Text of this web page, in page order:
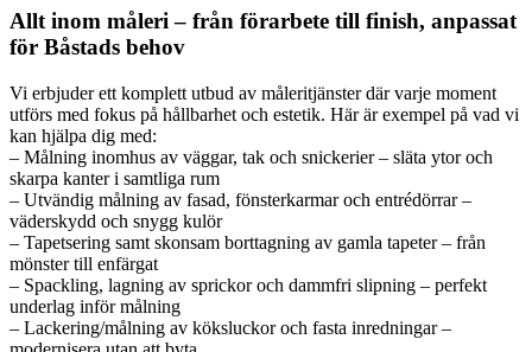
Allt inom måleri – från förarbete till finish, anpassat
för Båstads behov
Vi erbjuder ett komplett utbud av måleritjänster där varje moment
utförs med fokus på hållbarhet och estetik. Här är exempel på vad vi
kan hjälpa dig med:
– Målning inomhus av väggar, tak och snickerier – släta ytor och
skarpa kanter i samtliga rum
– Utvändig målning av fasad, fönsterkarmar och entrédörrar –
väderskydd och snygg kulör
– Tapetsering samt skonsam borttagning av gamla tapeter – från
mönster till enfärgat
– Spackling, lagning av sprickor och dammfri slipning – perfekt
underlag inför målning
– Lackering/målning av köksluckor och fasta inredningar –